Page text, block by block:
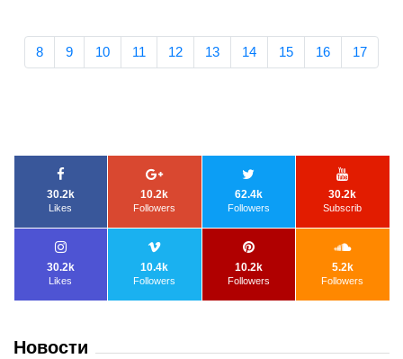
8 9 10 11 12 13 14 15 16 17
30.2k
Likes
10.2k
Followers
62.4k
Followers
30.2k
Subscrib
30.2k
Likes
10.4k
Followers
10.2k
Followers
5.2k
Followers
Новости